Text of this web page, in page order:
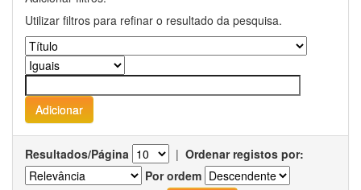
Utilizar filtros para refinar o resultado da pesquisa.
Resultados/Página | Ordenar registos por:
Por ordem